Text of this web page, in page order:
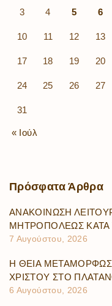
3 4 5 6
10 11 12 13
17 18 19 20
24 25 26 27
31
« Ιούλ
Πρόσφατα Άρθρα
ΑΝΑΚΟΙΝΩΣΗ
ΜΗΤΡΟΠΟΛΕΩΣ
7 Αυγούστου, 2026
Η ΘΕΙΑ
ΧΡΙΣΤΟΥ ΣΤΟ
6 Αυγούστου, 2026